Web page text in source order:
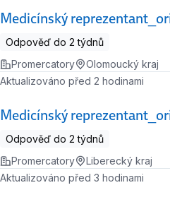
Medicínský
Odpověď do 2 týdnů
Promercatory
Olomoucký kraj
Medicínský
Aktualizováno před 2 hodinami
Odpověď do 2 týdnů
Promercatory
Liberecký kraj
Aktualizováno před 3 hodinami